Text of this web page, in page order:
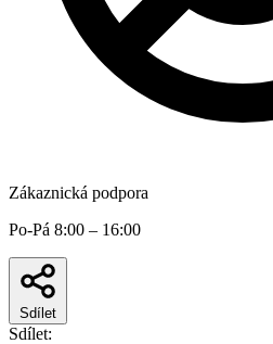
Zákaznická podpora
Po-Pá 8:00 – 16:00
Sdílet
Sdílet: